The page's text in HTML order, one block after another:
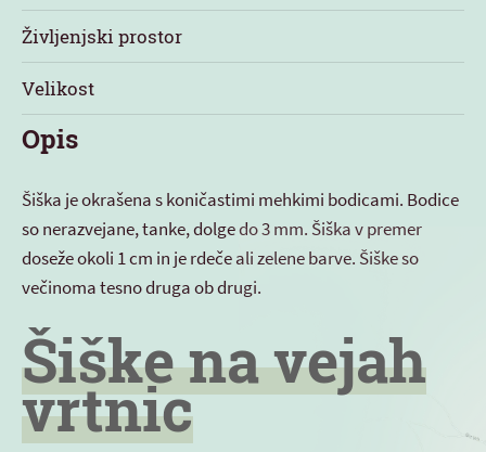
Življenjski prostor
Velikost
Opis
Šiška je okrašena s koničastimi mehkimi bodicami. Bodice
so nerazvejane, tanke, dolge do 3 mm. Šiška v premer
doseže okoli 1 cm in je rdeče ali zelene barve. Šiške so
večinoma tesno druga ob drugi.
Šiške na vejah
vrtnic